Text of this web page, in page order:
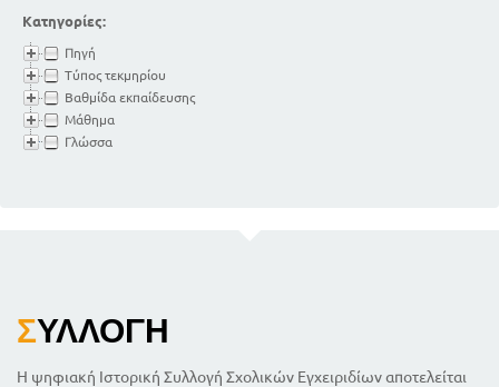
Κατηγορίες:
Πηγή
Τύπος τεκμηρίου
Βαθμίδα εκπαίδευσης
Μάθημα
Γλώσσα
ΣΥΛΛΟΓΉ
Η ψηφιακή Ιστορική Συλλογή Σχολικών Εγχειριδίων αποτελείται